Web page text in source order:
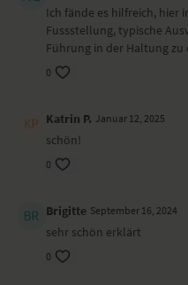
Ich fände es hilfreich, hier
Fussstellung, typische
Führung in der Haltung zu
0
Katrin P. Januar 12, 2025
schön!
0
Brigitte September 16, 2024
sehr schön erklärt
0